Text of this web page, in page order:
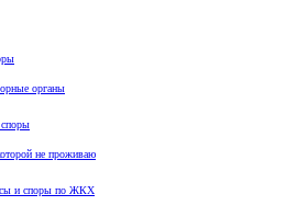
органы
не проживаю
и споры по ЖКХ